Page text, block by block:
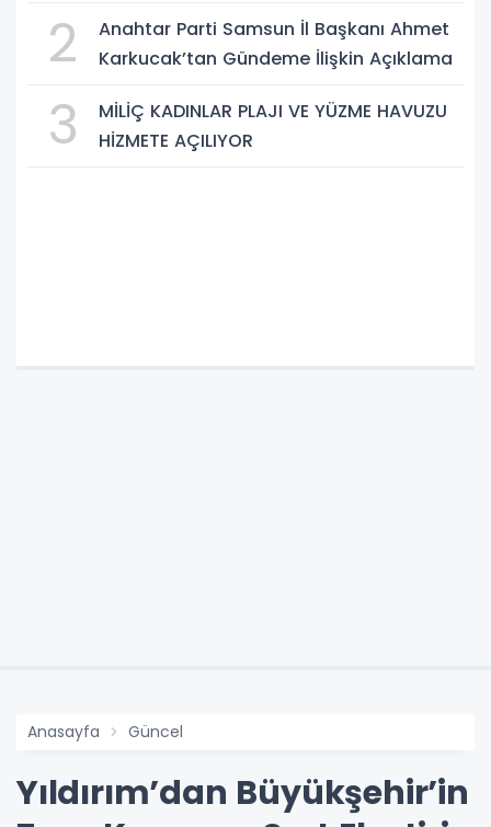
2
Anahtar Parti Samsun İl Başkanı Ahmet
Karkucak’tan Gündeme İlişkin Açıklama
3
MİLİÇ KADINLAR PLAJI VE YÜZME HAVUZU
HİZMETE AÇILIYOR
Anasayfa Güncel
Yıldırım’dan Büyükşehir’in